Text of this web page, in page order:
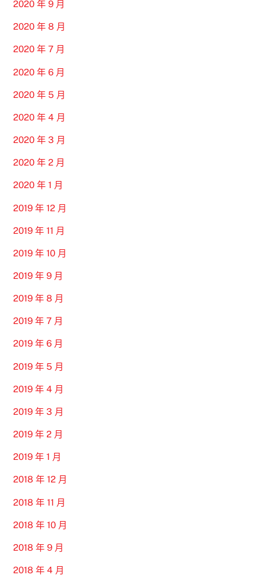
2020 年 9 月
2020 年 8 月
2020 年 7 月
2020 年 6 月
2020 年 5 月
2020 年 4 月
2020 年 3 月
2020 年 2 月
2020 年 1 月
2019 年 12 月
2019 年 11 月
2019 年 10 月
2019 年 9 月
2019 年 8 月
2019 年 7 月
2019 年 6 月
2019 年 5 月
2019 年 4 月
2019 年 3 月
2019 年 2 月
2019 年 1 月
2018 年 12 月
2018 年 11 月
2018 年 10 月
2018 年 9 月
2018 年 4 月